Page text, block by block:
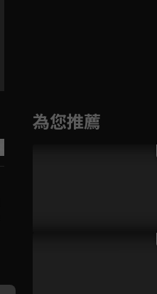
為您推薦